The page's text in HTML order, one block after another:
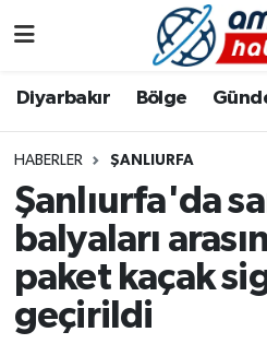
Diyarbakır Bölge
HABERLER ŞANLIURFA
Şanlıurfa'da
balyaları
paket kaçak
geçirildi
Bölge
Röportaj
Foto Galeri
Yazarlar
Aile
Asayiş
Bilim & Teknoloji
Bölge
Diyarbakır Hava
Diyarbakır Namaz
Diyarbakır Trafik
Süper Lig Puan Durumu